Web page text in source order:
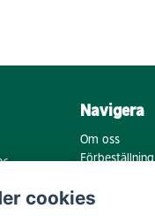
Navigera
Om oss
Förbeställning
Köpvillkor
cookies